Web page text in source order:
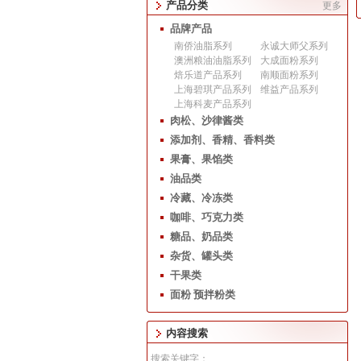
产品分类 更多
品牌产品
南侨油脂系列
永诚大师父系列
澳洲粮油油脂系列
大成面粉系列
焙乐道产品系列
南顺面粉系列
上海碧琪产品系列
维益产品系列
上海科麦产品系列
肉松、沙律酱类
添加剂、香精、香料类
果膏、果馅类
油品类
冷藏、冷冻类
咖啡、巧克力类
糖品、奶品类
杂货、罐头类
干果类
面粉 预拌粉类
内容搜索
搜索关键字：